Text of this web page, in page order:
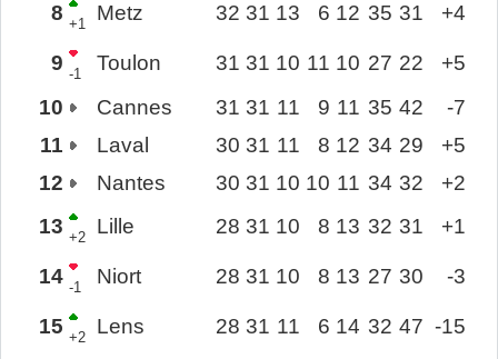
8 +1 Metz 32 31 13 6 12 35 31 +4
9 -1 Toulon 31 31 10 11 10 27 22
+5
10
Cannes 31 31 11 9 11 35 42
-7
11
Laval 30 31 11 8 12 34 29
+5
12
Nantes 30 31 10 10 11 34 32
+2
13 +2 Lille 28 31 10 8 13 32 31 +1
14 -1 Niort 28 31 10 8 13 27 30 -3
15 +2 Lens 28 31 11 6 14 32 47 -15